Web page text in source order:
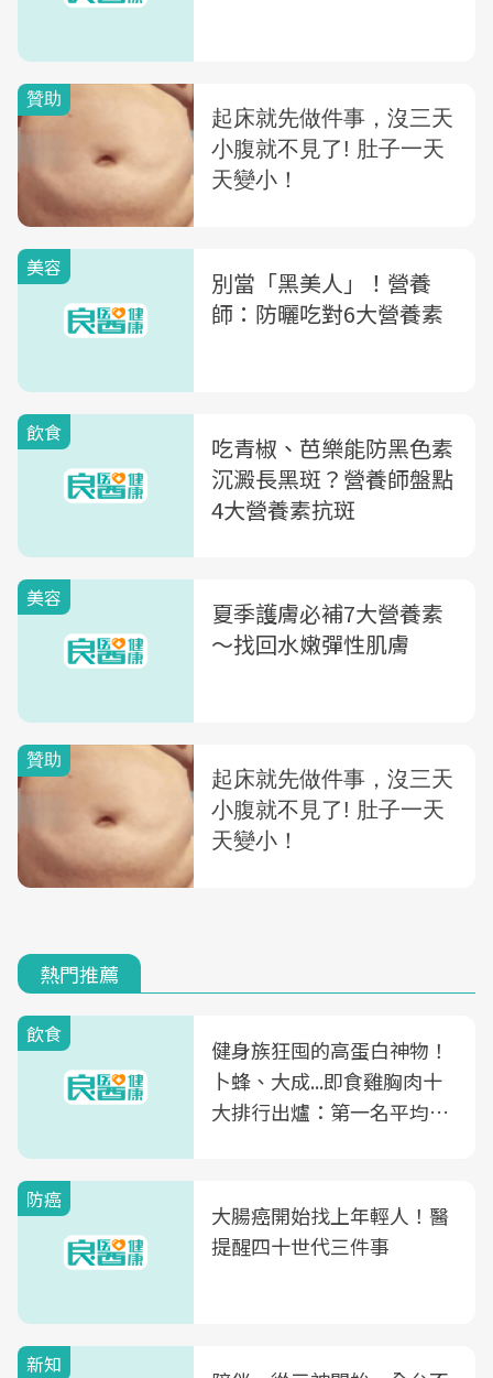
美容
別當「黑美人」！營養
師：防曬吃對6大營養素
飲食
吃青椒、芭樂能防黑色素
沉澱長黑斑？營養師盤點
4大營養素抗斑
美容
夏季護膚必補7大營養素
〜找回水嫩彈性肌膚
熱門推薦
飲食
健身族狂囤的高蛋白神物！
卜蜂、大成...即食雞胸肉十
大排行出爐：第一名平均一
防癌
大腸癌開始找上年輕人！醫
提醒四十世代三件事
新知